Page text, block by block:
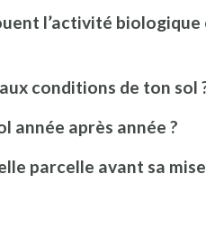
l’activité
conditions de ton sol
année après année ?
parcelle avant sa